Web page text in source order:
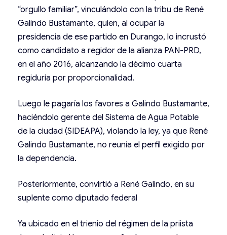
“orgullo familiar”, vinculándolo con la tribu de René
Galindo Bustamante, quien, al ocupar la
presidencia de ese partido en Durango, lo incrustó
como candidato a regidor de la alianza PAN-PRD,
en el año 2016, alcanzando la décimo cuarta
regiduría por proporcionalidad.
Luego le pagaría los favores a Galindo Bustamante,
haciéndolo gerente del Sistema de Agua Potable
de la ciudad (SIDEAPA), violando la ley, ya que René
Galindo Bustamante, no reunía el perfil exigido por
la dependencia.
Posteriormente, convirtió a René Galindo, en su
suplente como diputado federal
Ya ubicado en el trienio del régimen de la priista